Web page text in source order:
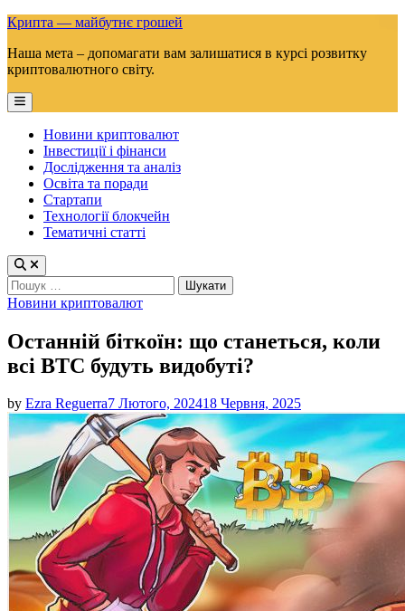
Skip
content
Крипта — майбутнє грошей
Наша мета – допомагати вам залишатися в курсі розвитку
криптовалютного світу.
Main
Menu
Новини криптовалют
Інвестиції і фінанси
Дослідження та аналіз
Освіта та поради
Стартапи
Технології блокчейн
Тематичні статті
Пошук:
Posted
Новини криптовалют
Останній біткоїн: що станеться, коли
всі BTC будуть видобуті?
by Ezra Reguerra7 Лютого, 202418 Червня, 2025